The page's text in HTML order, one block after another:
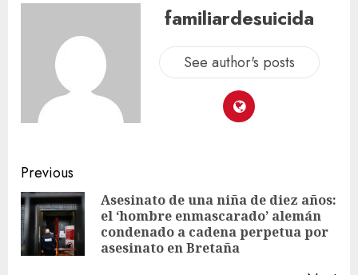
familiardesuicida
See author's posts
Previous
Asesinato de una niña de diez años:
el ‘hombre enmascarado’ alemán
condenado a cadena perpetua por
asesinato en Bretaña